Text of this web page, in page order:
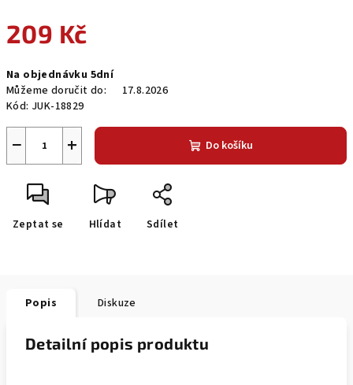
209 Kč
cena:
Na objednávku 5dní
Můžeme doručit do:
17.8.2026
Kód: JUK-18829
+
− Do košíku
Zeptat se Hlídat Sdílet
Popis Diskuze
Detailní popis produktu